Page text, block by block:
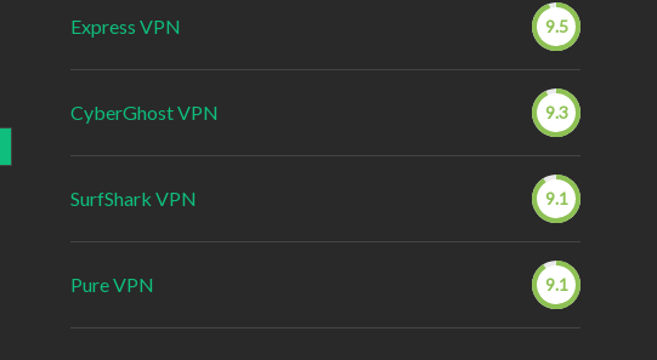
Express VPN 9.5
CyberGhost VPN 9.3
SurfShark VPN 9.1
Pure VPN 9.1